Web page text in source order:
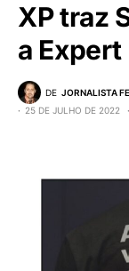
XP traz
a
DE JORNALISTA
25 DE JULHO DE 2022